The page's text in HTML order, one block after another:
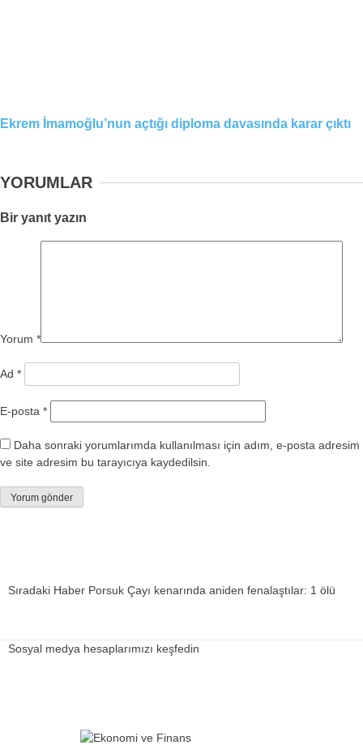
Ekrem İmamoğlu’nun açtığı diploma davasında karar çıktı
YORUMLAR
Bir yanıt yazın
Yorum *
Ad *
E-posta *
Daha sonraki yorumlarımda kullanılması için adım, e-posta adresim
ve site adresim bu tarayıcıya kaydedilsin.
Sıradaki Haber Porsuk Çayı kenarında aniden fenalaştılar: 1 ölü
Sosyal medya hesaplarımızı keşfedin